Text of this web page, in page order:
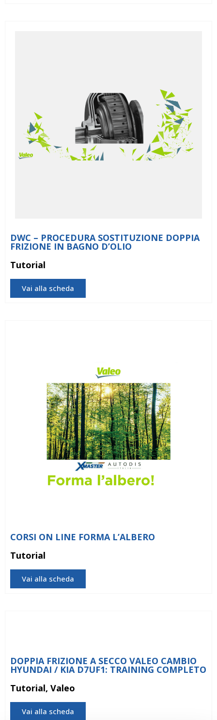
DWC – PROCEDURA SOSTITUZIONE DOPPIA
FRIZIONE IN BAGNO D’OLIO
Tutorial
Vai alla scheda
CORSI ON LINE FORMA L’ALBERO
Tutorial
Vai alla scheda
DOPPIA FRIZIONE A SECCO VALEO CAMBIO
HYUNDAI / KIA D7UF1: TRAINING COMPLETO
Tutorial, Valeo
Vai alla scheda